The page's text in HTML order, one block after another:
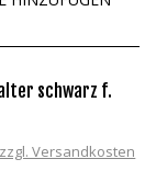
schwarz f.
zzgl. Versandkosten